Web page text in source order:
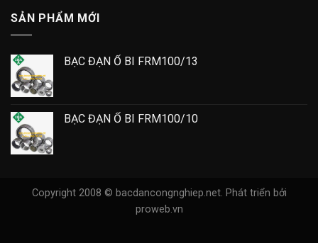
SẢN PHẨM MỚI
BẠC ĐẠN Ổ BI FRM100/13
BẠC ĐẠN Ổ BI FRM100/10
Copyright 2008 © bacdancongnghiep.net. Phát triển bởi
proweb.vn